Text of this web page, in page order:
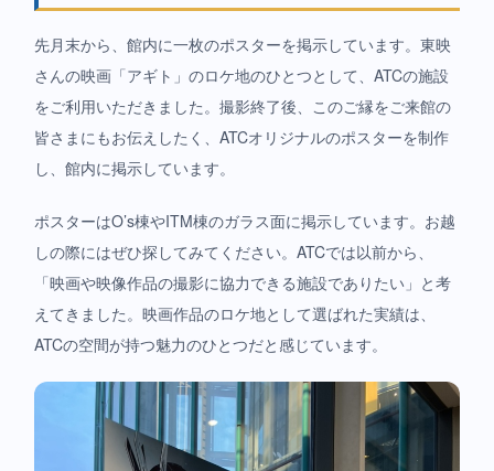
先月末から、館内に一枚のポスターを掲示しています。東映
さんの映画「アギト」のロケ地のひとつとして、ATCの施設
をご利用いただきました。撮影終了後、このご縁をご来館の
皆さまにもお伝えしたく、ATCオリジナルのポスターを制作
し、館内に掲示しています。
ポスターはO’s棟やITM棟のガラス面に掲示しています。お越
しの際にはぜひ探してみてください。ATCでは以前から、
「映画や映像作品の撮影に協力できる施設でありたい」と考
えてきました。映画作品のロケ地として選ばれた実績は、
ATCの空間が持つ魅力のひとつだと感じています。